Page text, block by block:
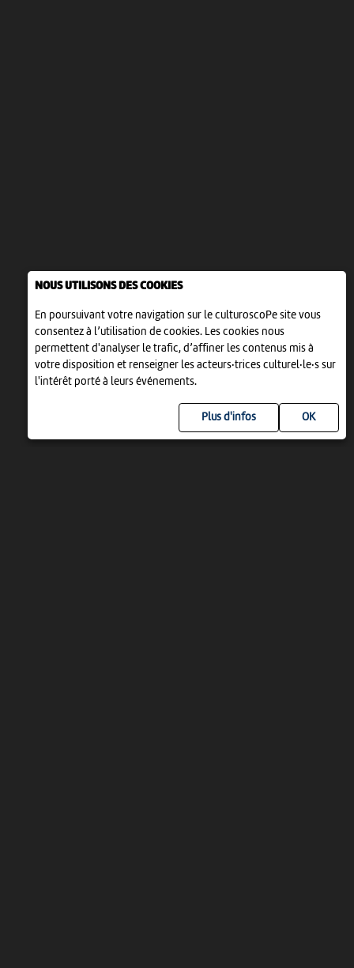
NOUS UTILISONS DES COOKIES
En poursuivant votre navigation sur le culturoscoPe site vous
consentez à l’utilisation de cookies. Les cookies nous
permettent d'analyser le trafic, d’affiner les contenus mis à
votre disposition et renseigner les acteurs·trices culturel·le·s sur
l'intérêt porté à leurs événements.
Plus d'infos